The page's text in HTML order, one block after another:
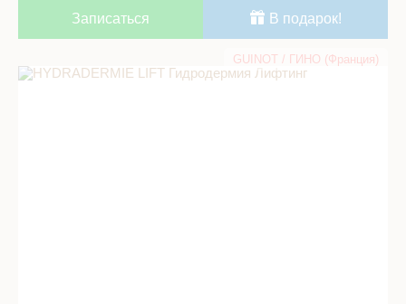
Записаться В подарок!
HYDRADERMIE LIFT Гидродермия­ Лифтинг в СПА салоне
GUINOT / ГИНО (Франция)